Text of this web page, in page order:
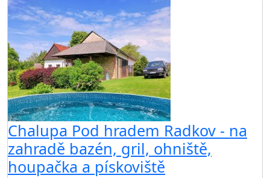
Chalupa Pod hradem Radkov - na
zahradě bazén, gril, ohniště,
houpačka a pískoviště